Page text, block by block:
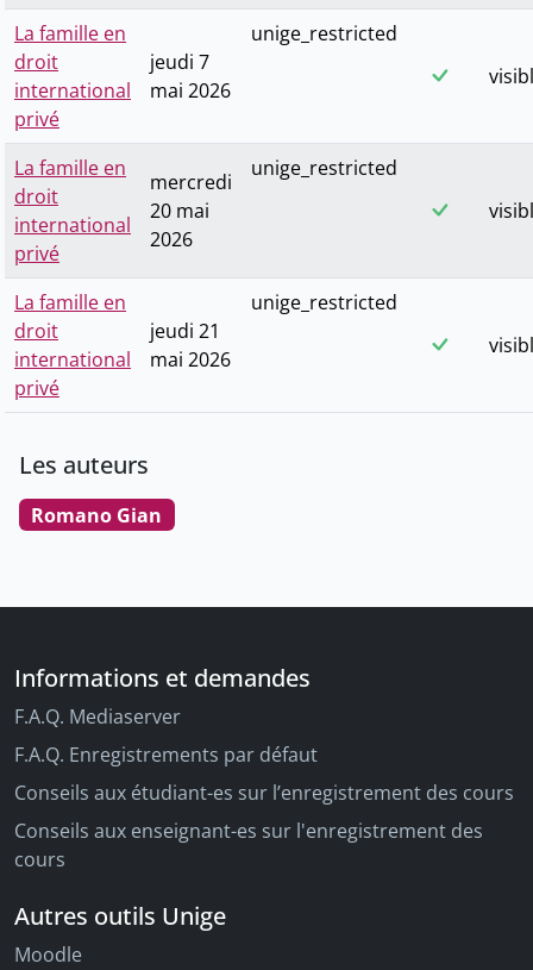
La famille en
droit
international
privé
jeudi 7
mai 2026
unige_restricted
La famille en
droit
international
privé
mercredi
20 mai
2026
unige_restricted
La famille en
droit
international
privé
jeudi 21
mai 2026
unige_restricted
Les auteurs
Romano Gian
Informations et demandes
F.A.Q. Mediaserver
F.A.Q. Enregistrements par défaut
Conseils aux étudiant-es sur l’enregistrement des cours
Conseils aux enseignant-es sur l'enregistrement des
cours
Autres outils Unige
Moodle